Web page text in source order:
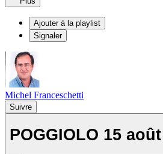
Ajouter à la playlist
Signaler
Michel Franceschetti
Suivre
POGGIOLO 15